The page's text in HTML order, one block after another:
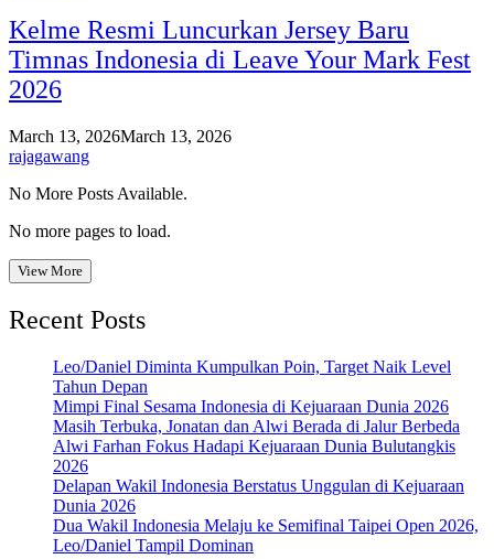
Kelme Resmi Luncurkan Jersey Baru
Timnas Indonesia di Leave Your Mark Fest
2026
March 13, 2026March 13, 2026
rajagawang
No More Posts Available.
No more pages to load.
View More
Recent Posts
Leo/Daniel Diminta Kumpulkan Poin, Target Naik Level
Tahun Depan
Mimpi Final Sesama Indonesia di Kejuaraan Dunia 2026
Masih Terbuka, Jonatan dan Alwi Berada di Jalur Berbeda
Alwi Farhan Fokus Hadapi Kejuaraan Dunia Bulutangkis
2026
Delapan Wakil Indonesia Berstatus Unggulan di Kejuaraan
Dunia 2026
Dua Wakil Indonesia Melaju ke Semifinal Taipei Open 2026,
Leo/Daniel Tampil Dominan